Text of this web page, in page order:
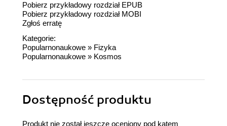
Pobierz przykładowy rozdział EPUB
Pobierz przykładowy rozdział MOBI
Zgłoś erratę
Kategorie:
Popularnonaukowe » Fizyka
Popularnonaukowe » Kosmos
Dostępność produktu
Produkt nie został jeszcze oceniony pod kątem